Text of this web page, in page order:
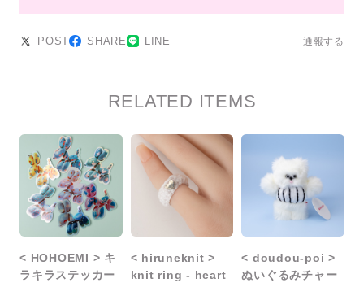
POST SHARE LINE 通報する
RELATED ITEMS
< HOHOEMI > キ
ラキラステッカー
< hiruneknit >
knit ring - heart
< doudou-poi >
ぬいぐるみチャー